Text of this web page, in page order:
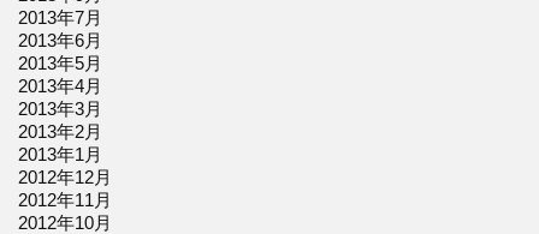
2013年7月
2013年6月
2013年5月
2013年4月
2013年3月
2013年2月
2013年1月
2012年12月
2012年11月
2012年10月